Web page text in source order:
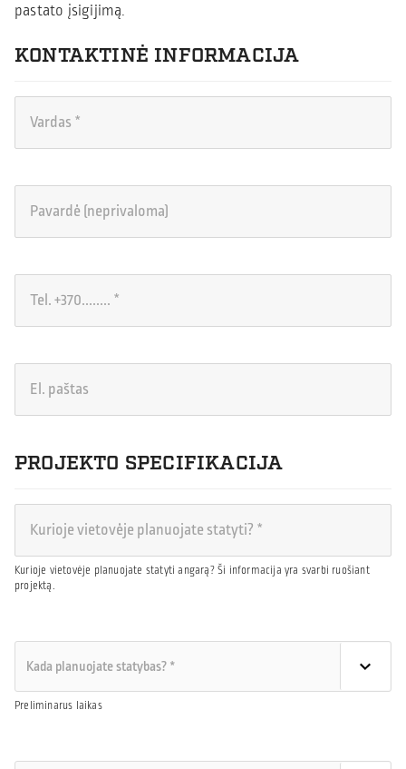
pastato įsigijimą.
KONTAKTINĖ INFORMACIJA
PROJEKTO SPECIFIKACIJA
Kurioje vietovėje planuojate statyti angarą? Ši informacija yra svarbi ruošiant
projektą.
Preliminarus laikas